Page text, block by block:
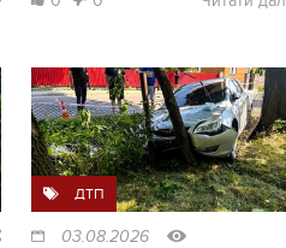
ДТП
03.08.2026